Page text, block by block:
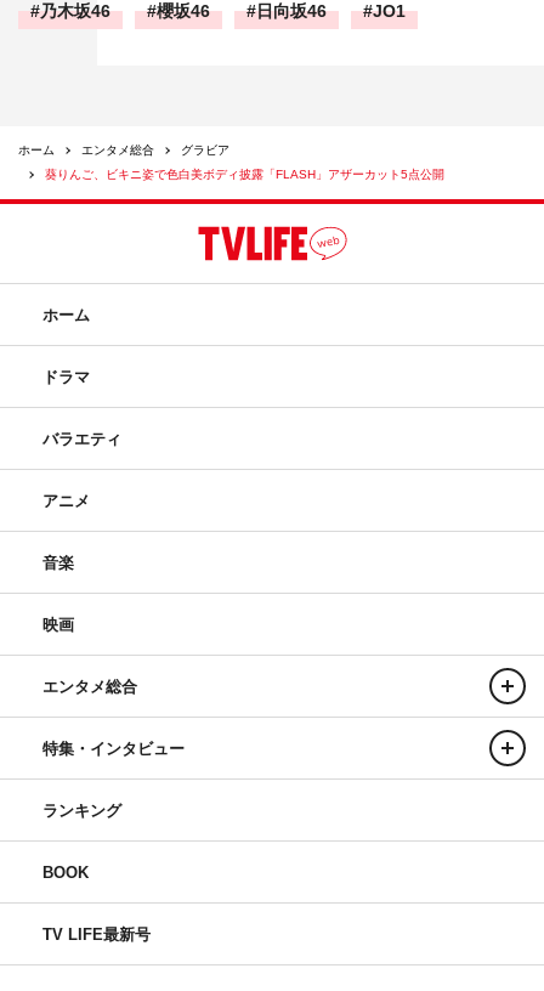
乃木坂46 櫻坂46 日向坂46 JO1
ホーム エンタメ総合
グラビア
葵りんご、ビキニ姿で色白美ボディ披露「FLASH」アザーカット5点公開
ホーム
ドラマ
バラエティ
アニメ
音楽
映画
エンタメ総合
特集・インタビュー
ランキング
BOOK
TV LIFE最新号